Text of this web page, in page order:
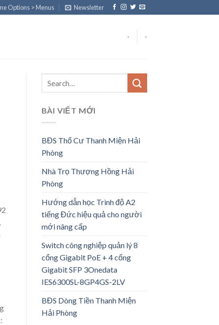
Options > Menus Newsletter
- -
BÀI VIẾT MỚI
BĐS Thổ Cư Thanh Miện Hải
Phòng
Nhà Trọ Thượng Hồng Hải
Phòng
Hướng dẫn học Trình độ A2
tiếng Đức hiệu quả cho người
mới nâng cấp
Switch công nghiệp quản lý 8
cổng Gigabit PoE + 4 cổng
Gigabit SFP 3Onedata
IES6300SL-8GP4GS-2LV
BĐS Dòng Tiền Thanh Miện
Hải Phòng